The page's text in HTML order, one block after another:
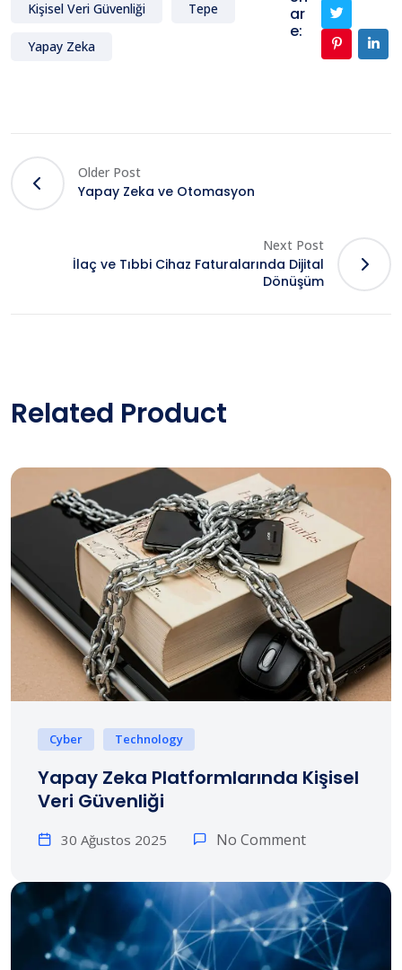
Kişisel Veri Güvenliği Tepe
Yapay Zeka
ar
e:
Older Post
Yapay Zeka ve Otomasyon
Next Post
İlaç ve Tıbbi Cihaz Faturalarında Dijital
Dönüşüm
Related Product
Cyber Technology
Yapay Zeka Platformlarında Kişisel
Veri Güvenliği
30 Ağustos 2025 No Comment